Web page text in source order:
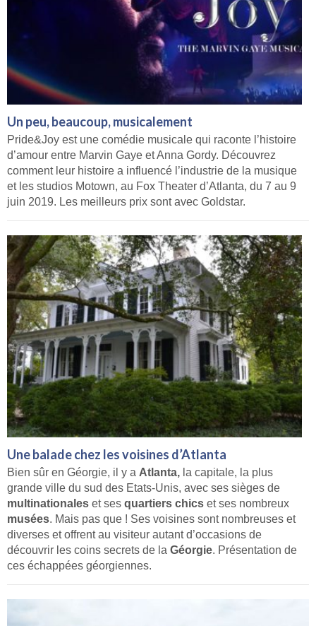
Un peu, beaucoup, musicalement
Pride&Joy est une comédie musicale qui raconte l’histoire
d’amour entre Marvin Gaye et Anna Gordy. Découvrez
comment leur histoire a influencé l’industrie de la musique
et les studios Motown, au Fox Theater d’Atlanta, du 7 au 9
juin 2019. Les meilleurs prix sont avec Goldstar.
Une balade chez les voisines d’Atlanta
Bien sûr en Géorgie, il y a Atlanta, la capitale, la plus
grande ville du sud des Etats-Unis, avec ses sièges de
multinationales et ses quartiers chics et ses nombreux
musées. Mais pas que ! Ses voisines sont nombreuses et
diverses et offrent au visiteur autant d’occasions de
découvrir les coins secrets de la Géorgie. Présentation de
ces échappées géorgiennes.